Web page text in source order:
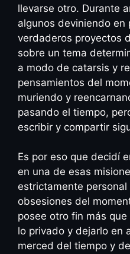
llevarse otro. Durante
algunos deviniendo
verdaderos proyectos
sobre un tema
a modo de catarsis y
pensamientos del
muriendo y
pasando el tiempo,
escribir y compartir
Es por eso que decidí
en una de esas
estrictamente
obsesiones del
posee otro fin más
lo privado y dejarlo en
merced del tiempo y